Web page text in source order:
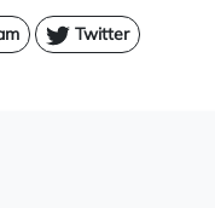
Twitter